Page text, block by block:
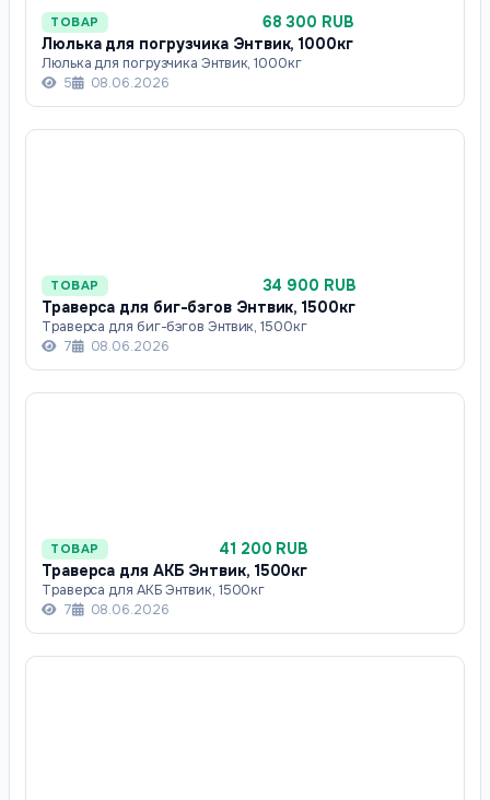
ТОВАР
68 300 RUB
Люлька для погрузчика Энтвик, 1000кг
Люлька для погрузчика Энтвик, 1000кг
5
08.06.2026
ТОВАР
34 900 RUB
Траверса для биг-бэгов Энтвик, 1500кг
Траверса для биг-бэгов Энтвик, 1500кг
7
08.06.2026
ТОВАР
41 200 RUB
Траверса для АКБ Энтвик, 1500кг
Траверса для АКБ Энтвик, 1500кг
7
08.06.2026